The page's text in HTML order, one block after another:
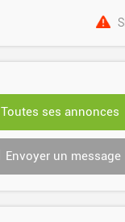
Toutes ses annonces
Envoyer un message